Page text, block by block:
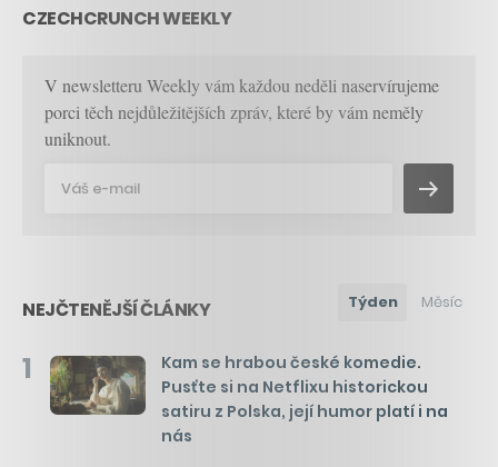
CZECHCRUNCH WEEKLY
V newsletteru Weekly vám každou neděli naservírujeme
porci těch nejdůležitějších zpráv, které by vám neměly
uniknout.
NEJČTENĚJŠÍ ČLÁNKY Týden Měsíc
1
Kam se hrabou české komedie.
Pusťte si na Netflixu historickou
satiru z Polska, její humor platí i na
nás